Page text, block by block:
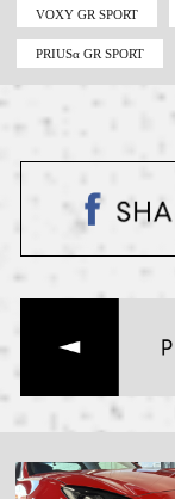
VOXY GR SPORT
PRIUSα GR SPORT